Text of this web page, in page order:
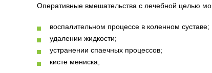
Оперативные вмешательства с лечебной целью
воспалительном процессе в коленном суставе;
удалении жидкости;
устранении спаечных процессов;
кисте мениска;